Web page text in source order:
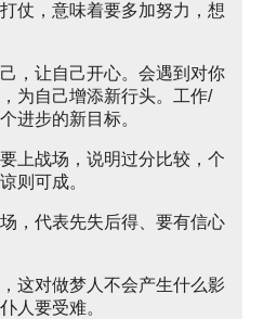
仗，意味着要多加努力，想
己，让自己开心。会遇到对你
为自己增添新行头。工作/
进步的新目标。
上战场，说明过分比较，个
则可成。
，代表先失后得、要有信心
这对做梦人不会产生什么影
人要受难。